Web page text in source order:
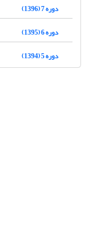
دوره 7 (1396)
دوره 6 (1395)
دوره 5 (1394)